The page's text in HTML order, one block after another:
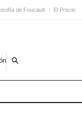
de Foucault El Precio